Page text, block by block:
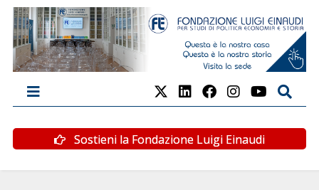
Sostieni la Fondazione Luigi Einaudi